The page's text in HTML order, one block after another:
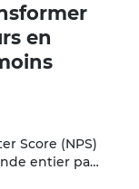
en
Score (NPS)
entier par
et la…